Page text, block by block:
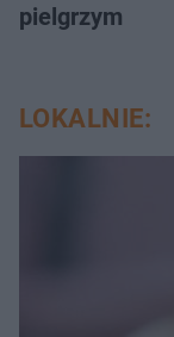
pielgrzym
LOKALNIE: